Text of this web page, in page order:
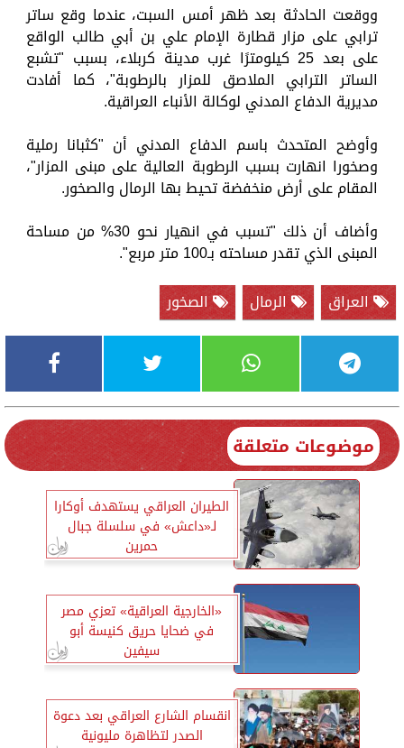
ووقعت الحادثة بعد ظهر أمس السبت، عندما وقع ساتر
ترابي على مزار قطارة الإمام علي بن أبي طالب الواقع
على بعد 25 كيلومترًا غرب مدينة كربلاء، بسبب "تشبع
الساتر الترابي الملاصق للمزار بالرطوبة"، كما أفادت
مديرية الدفاع المدني لوكالة الأنباء العراقية.
وأوضح المتحدث باسم الدفاع المدني أن "كثبانا رملية
وصخورا انهارت بسبب الرطوبة العالية على مبنى المزار"،
المقام على أرض منخفضة تحيط بها الرمال والصخور.
وأضاف أن ذلك "تسبب في انهيار نحو 30% من مساحة
المبنى الذي تقدر مساحته بـ100 متر مربع".
العراق
الرمال الصخور
موضوعات متعلقة
الطيران العراقي يستهدف أوكارا
لـ«داعش» في سلسلة جبال
حمرين
«الخارجية العراقية» تعزي مصر
في ضحايا حريق كنيسة أبو
سيفين
انقسام الشارع العراقي بعد دعوة
الصدر لتظاهرة مليونية